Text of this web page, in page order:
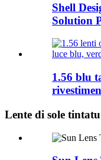
Shell
Solution
1.56 blu
Lente di sole tintatu